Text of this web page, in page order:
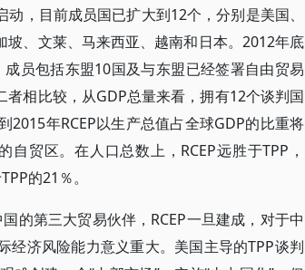
，目前成员国已扩大到12个，分别是美国、
、文莱、马来西亚、越南和日本。2012年底
员包括东盟10国及与东盟已经签署自由贸易
相比较，从GDP总量来看，拥有12个谈判国
2015年RCEP以生产总值占全球GDP的比重将
贸区。在人口总数上，RCEP远胜于TPP，
的21％。
的第三大贸易伙伴，RCEP一旦建成，对于中
经济风险能力意义重大。美国主导的TPP谈判